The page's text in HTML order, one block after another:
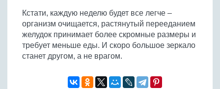
Кстати, каждую неделю будет все легче –
организм очищается, растянутый перееданием
желудок принимает более скромные размеры и
требует меньше еды. И скоро большое зеркало
станет другом, а не врагом.